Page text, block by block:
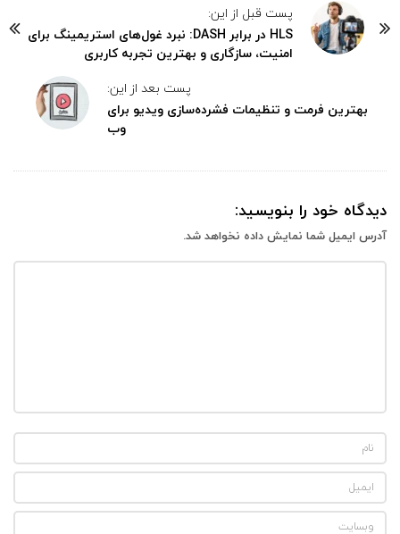
ش
پست قبل از این:
HLS در برابر DASH: نبرد غول‌های استریمینگ برای
امنیت، سازگاری و بهترین تجربه کاربری
پست بعد از این:
بهترین فرمت و تنظیمات فشرده‌سازی ویدیو برای
وب
دیدگاه خود را بنویسید:
آدرس ایمیل شما نمایش داده نخواهد شد.